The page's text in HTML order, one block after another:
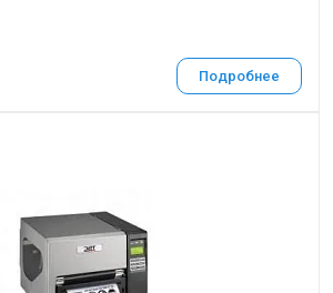
Подробнее